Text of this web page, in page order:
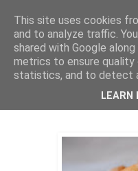
četvrtak, 20. veljače
This site uses cookies
and to analyze traffic.
shared with Google
metrics to ensure quality
statistics, and to detect
LEARN